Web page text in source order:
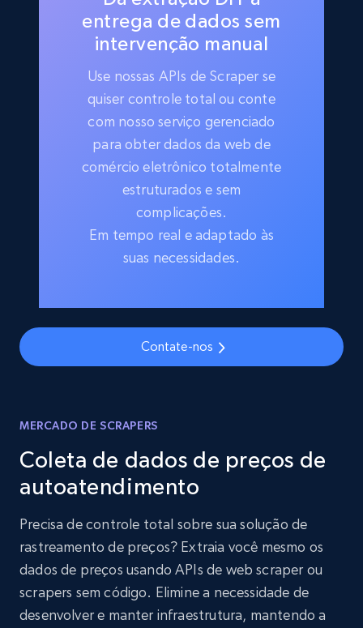
entrega de dados sem
intervenção manual
Use nossas APIs de Scraper se
quiser controle total ou conte
com nosso serviço gerenciado
para obter dados da web de
comércio eletrônico totalmente
estruturados e sem
complicações.
Em tempo real e adaptado às
suas necessidades.
Contate-nos
MERCADO DE SCRAPERS
Coleta de dados de preços de
autoatendimento
Precisa de controle total sobre sua solução de
rastreamento de preços? Extraia você mesmo os
dados de preços usando APIs de web scraper ou
scrapers sem código. Elimine a necessidade de
desenvolver e manter infraestrutura, mantendo a